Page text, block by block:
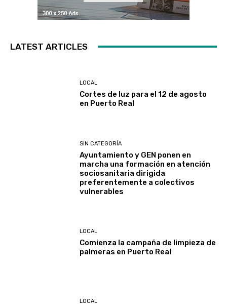
LATEST ARTICLES
LOCAL
Cortes de luz para el 12 de agosto
en Puerto Real
SIN CATEGORÍA
Ayuntamiento y GEN ponen en
marcha una formación en atención
sociosanitaria dirigida
preferentemente a colectivos
vulnerables
LOCAL
Comienza la campaña de limpieza de
palmeras en Puerto Real
LOCAL